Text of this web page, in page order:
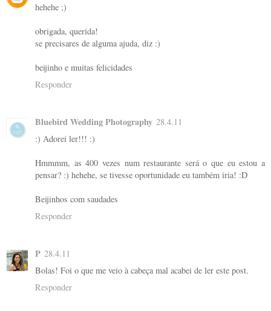
hehehe ;)
obrigada, querida!
se precisares de alguma ajuda, diz :)
beijinho e muitas felicidades
Responder
Bluebird Wedding Photography 28.4.11
:) Adorei ler!!! :)
Hmmmm, as 400 vezes num restaurante será o que eu estou a
pensar? :) hehehe, se tivesse oportunidade eu também iria! :D
Beijinhos com saudades
Responder
P 28.4.11
Bolas! Foi o que me veio à cabeça mal acabei de ler este post.
Responder